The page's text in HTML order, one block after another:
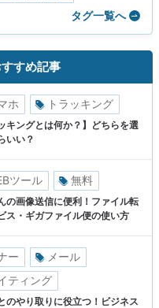
タグ一覧へ
すめ記事
ホ トラッキング
キングとは何か？】どちらを選
いい？
ツール 無料
の画像送信に便利！ファイル転
ス・ギガファイル便の使い方
ー
メール
ティング
のやり取りに役立つ！ビジネス